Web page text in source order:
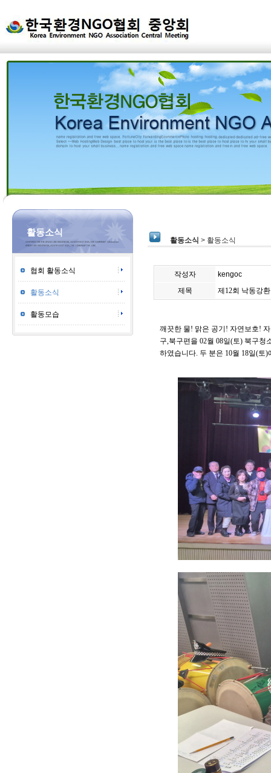
활동소식
협회 활동소식
활동소식
활동모습
활동소식 > 활동소식
작성자
kengoc
제목
제12회 낙동강
깨끗한 물! 맑은 공기! 자연보호!
구,북구편을 02월 08일(토) 북구
하였습니다. 두 분은 10월 18일(토